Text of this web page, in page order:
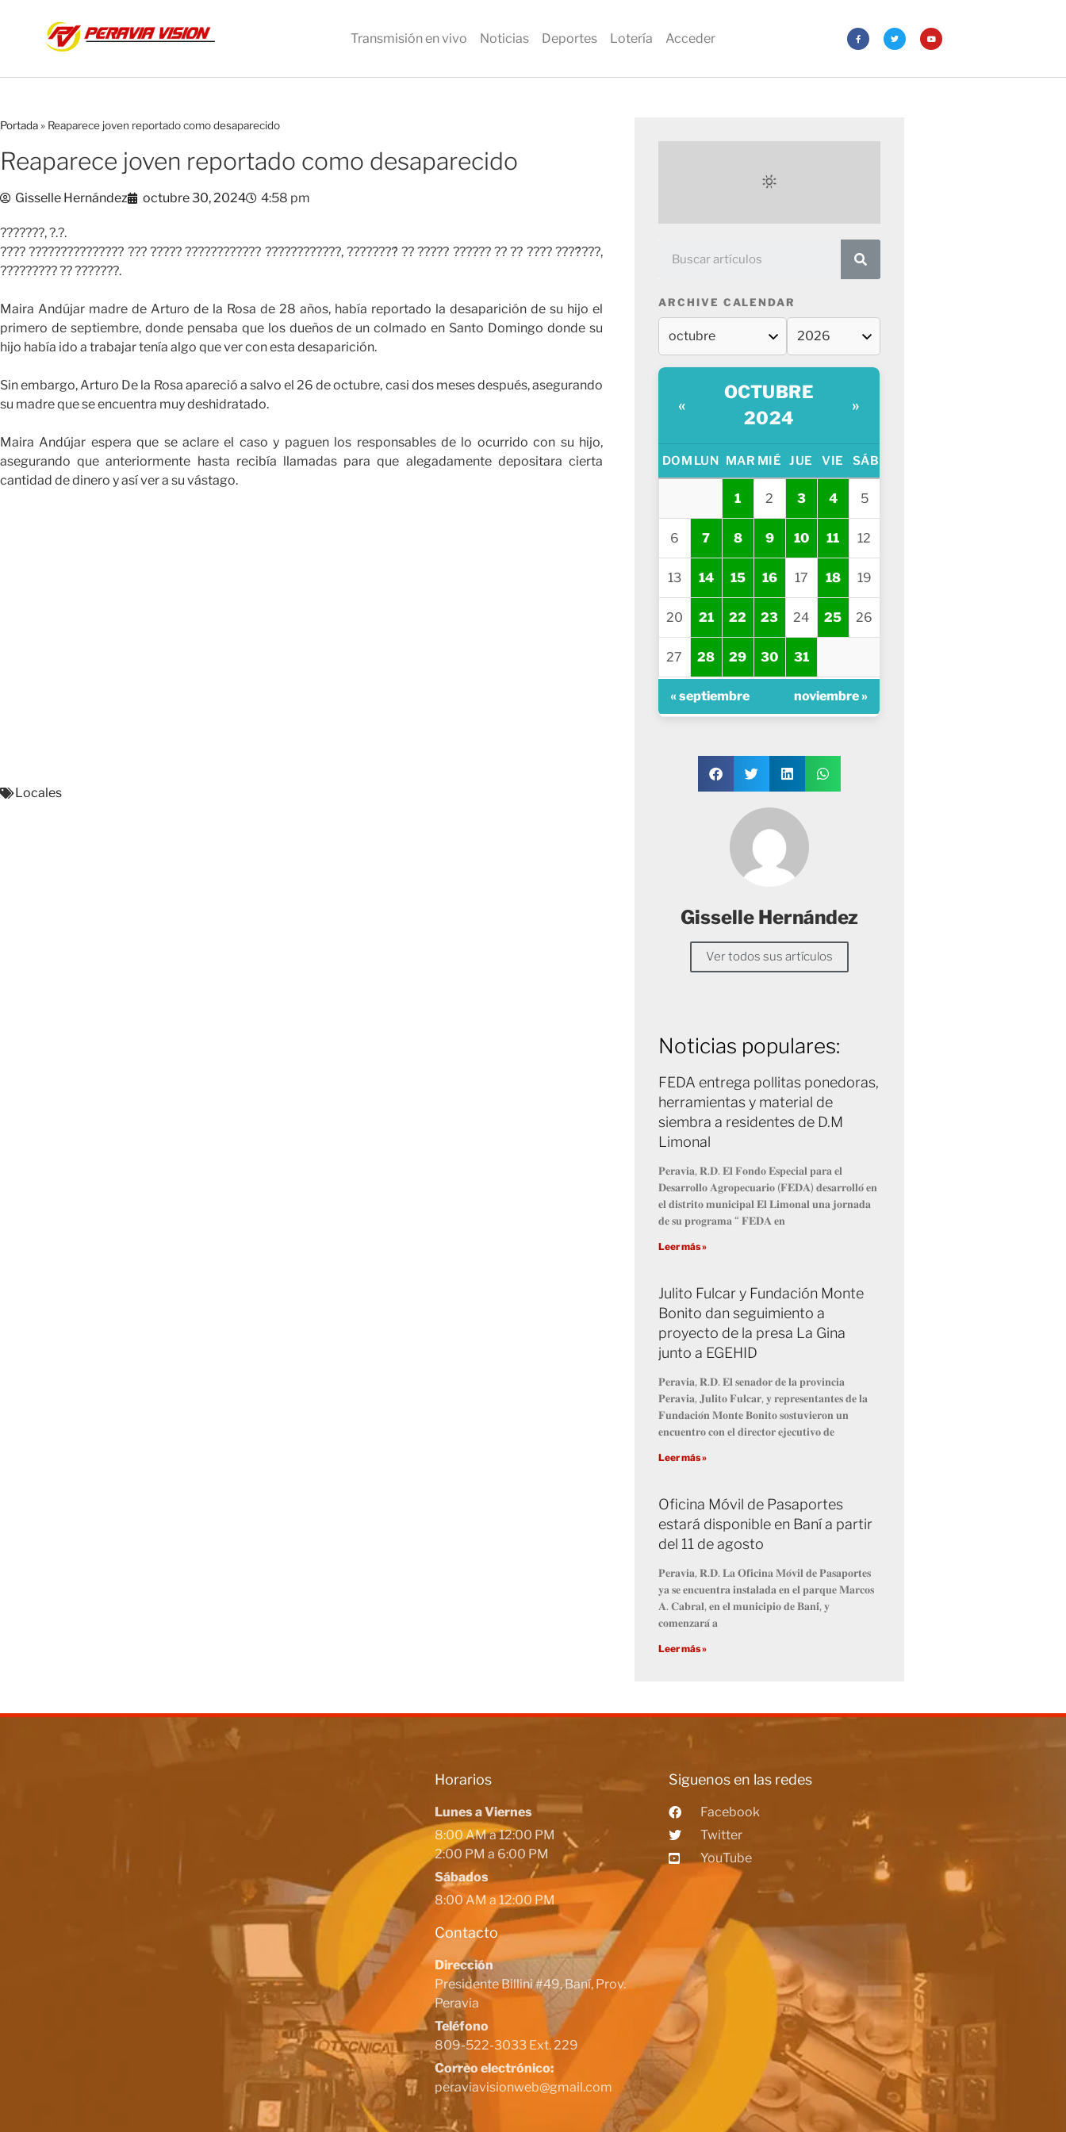
Transmisión en vivo Noticias Deportes Lotería Acceder
Portada» Reaparece joven reportado como desaparecido
Reaparece joven reportado como desaparecido
Gisselle Hernández octubre 30, 2024 4:58 pm
???????, ?.?.
???? ??????????????? ??? ????? ???????????? ????????????, ????????́ ?? ????? ?????? ?? ?? ???? ????́???,
????????? ?? ???????.
Maira Andújar madre de Arturo de la Rosa de 28 años, había reportado la desaparición de su hijo el
primero de septiembre, donde pensaba que los dueños de un colmado en Santo Domingo donde su
hijo había ido a trabajar tenía algo que ver con esta desaparición.
Sin embargo, Arturo De la Rosa apareció a salvo el 26 de octubre, casi dos meses después, asegurando
su madre que se encuentra muy deshidratado.
Maira Andújar espera que se aclare el caso y paguen los responsables de lo ocurrido con su hijo,
asegurando que anteriormente hasta recibía llamadas para que alegadamente depositara cierta
cantidad de dinero y así ver a su vástago.
Locales
ARCHIVE CALENDAR
«
OCTUBRE
2024
»
DOM LUN MAR MIÉ JUE VIE SÁB
1 2 3 4 5
6 7 8 9 10 11 12
13 14 15 16 17 18 19
20 21 22 23 24 25 26
27 28 29 30 31
« septiembre noviembre »
Gisselle Hernández
Ver todos sus artículos
Noticias populares:
FEDA entrega pollitas ponedoras,
herramientas y material de
siembra a residentes de D.M
Limonal
𝐏𝐞𝐫𝐚𝐯𝐢𝐚, 𝐑.𝐃. 𝐄𝐥 𝐅𝐨𝐧𝐝𝐨 𝐄𝐬𝐩𝐞𝐜𝐢𝐚𝐥 𝐩𝐚𝐫𝐚 𝐞𝐥
𝐃𝐞𝐬𝐚𝐫𝐫𝐨𝐥𝐥𝐨 𝐀𝐠𝐫𝐨𝐩𝐞𝐜𝐮𝐚𝐫𝐢𝐨 (𝐅𝐄𝐃𝐀) 𝐝𝐞𝐬𝐚𝐫𝐫𝐨𝐥𝐥𝐨́ 𝐞𝐧
𝐞𝐥 𝐝𝐢𝐬𝐭𝐫𝐢𝐭𝐨 𝐦𝐮𝐧𝐢𝐜𝐢𝐩𝐚𝐥 𝐄𝐥 𝐋𝐢𝐦𝐨𝐧𝐚𝐥 𝐮𝐧𝐚 𝐣𝐨𝐫𝐧𝐚𝐝𝐚
𝐝𝐞 𝐬𝐮 𝐩𝐫𝐨𝐠𝐫𝐚𝐦𝐚 “ 𝐅𝐄𝐃𝐀 𝐞𝐧
Leer más »
Julito Fulcar y Fundación Monte
Bonito dan seguimiento a
proyecto de la presa La Gina
junto a EGEHID
𝐏𝐞𝐫𝐚𝐯𝐢𝐚, 𝐑.𝐃. 𝐄𝐥 𝐬𝐞𝐧𝐚𝐝𝐨𝐫 𝐝𝐞 𝐥𝐚 𝐩𝐫𝐨𝐯𝐢𝐧𝐜𝐢𝐚
𝐏𝐞𝐫𝐚𝐯𝐢𝐚, 𝐉𝐮𝐥𝐢𝐭𝐨 𝐅𝐮𝐥𝐜𝐚𝐫, 𝐲 𝐫𝐞𝐩𝐫𝐞𝐬𝐞𝐧𝐭𝐚𝐧𝐭𝐞𝐬 𝐝𝐞 𝐥𝐚
𝐅𝐮𝐧𝐝𝐚𝐜𝐢𝐨́𝐧 𝐌𝐨𝐧𝐭𝐞 𝐁𝐨𝐧𝐢𝐭𝐨 𝐬𝐨𝐬𝐭𝐮𝐯𝐢𝐞𝐫𝐨𝐧 𝐮𝐧
𝐞𝐧𝐜𝐮𝐞𝐧𝐭𝐫𝐨 𝐜𝐨𝐧 𝐞𝐥 𝐝𝐢𝐫𝐞𝐜𝐭𝐨𝐫 𝐞𝐣𝐞𝐜𝐮𝐭𝐢𝐯𝐨 𝐝𝐞
Leer más »
Oficina Móvil de Pasaportes
estará disponible en Baní a partir
del 11 de agosto
𝐏𝐞𝐫𝐚𝐯𝐢𝐚, 𝐑.𝐃. 𝐋𝐚 𝐎𝐟𝐢𝐜𝐢𝐧𝐚 𝐌𝐨́𝐯𝐢𝐥 𝐝𝐞 𝐏𝐚𝐬𝐚𝐩𝐨𝐫𝐭𝐞𝐬
𝐲𝐚 𝐬𝐞 𝐞𝐧𝐜𝐮𝐞𝐧𝐭𝐫𝐚 𝐢𝐧𝐬𝐭𝐚𝐥𝐚𝐝𝐚 𝐞𝐧 𝐞𝐥 𝐩𝐚𝐫𝐪𝐮𝐞 𝐌𝐚𝐫𝐜𝐨𝐬
𝐀. 𝐂𝐚𝐛𝐫𝐚𝐥, 𝐞𝐧 𝐞𝐥 𝐦𝐮𝐧𝐢𝐜𝐢𝐩𝐢𝐨 𝐝𝐞 𝐁𝐚𝐧𝐢́, 𝐲
𝐜𝐨𝐦𝐞𝐧𝐳𝐚𝐫𝐚́ 𝐚
Leer más »
Horarios
Lunes a Viernes
8:00 AM a 12:00 PM
2:00 PM a 6:00 PM
Sábados
8:00 AM a 12:00 PM
Contacto
Dirección
Presidente Billini #49, Baní, Prov.
Peravia
Teléfono
809-522-3033 Ext. 229
Correo electrónico:
peraviavisionweb@gmail.com
Siguenos en las redes
Facebook
Twitter
YouTube